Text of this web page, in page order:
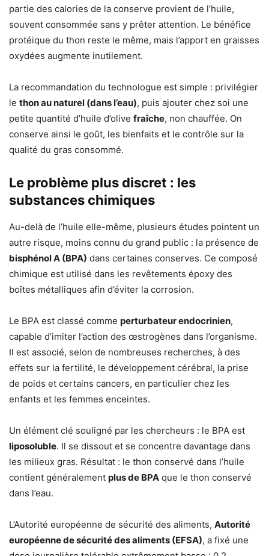
partie des calories de la conserve provient de l’huile,
souvent consommée sans y prêter attention. Le bénéfice
protéique du thon reste le même, mais l’apport en graisses
oxydées augmente inutilement.
La recommandation du technologue est simple : privilégier
le thon au naturel (dans l’eau), puis ajouter chez soi une
petite quantité d’huile d’olive fraîche, non chauffée. On
conserve ainsi le goût, les bienfaits et le contrôle sur la
qualité du gras consommé.
Le problème plus discret : les
substances chimiques
Au-delà de l’huile elle-même, plusieurs études pointent un
autre risque, moins connu du grand public : la présence de
bisphénol A (BPA) dans certaines conserves. Ce composé
chimique est utilisé dans les revêtements époxy des
boîtes métalliques afin d’éviter la corrosion.
Le BPA est classé comme perturbateur endocrinien,
capable d’imiter l’action des œstrogènes dans l’organisme.
Il est associé, selon de nombreuses recherches, à des
effets sur la fertilité, le développement cérébral, la prise
de poids et certains cancers, en particulier chez les
enfants et les femmes enceintes.
Un élément clé souligné par les chercheurs : le BPA est
liposoluble. Il se dissout et se concentre davantage dans
les milieux gras. Résultat : le thon conservé dans l’huile
contient généralement plus de BPA que le thon conservé
dans l’eau.
L’Autorité européenne de sécurité des aliments, Autorité
européenne de sécurité des aliments (EFSA), a fixé une